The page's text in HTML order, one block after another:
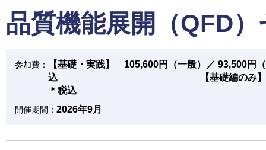
品質機能展開（QFD
参加費：
【基礎・実践】 105,600円（一般）／ 93,500円
込 【基礎編のみ】 74,800円（
＊税込
開催期間： 2026年9月